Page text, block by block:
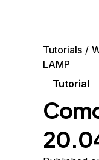
Tutorials
LAMP
Tutorial